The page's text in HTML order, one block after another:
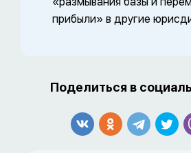
прибыли» в другие
Поделиться в